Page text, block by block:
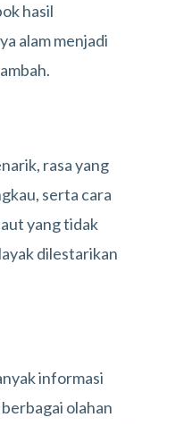
hasil
alam menjadi
rasa yang
serta cara
yang tidak
dilestarikan
informasi
olahan